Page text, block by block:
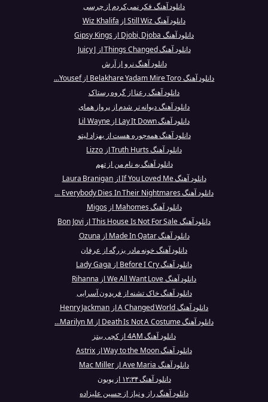
دانلود آهنگ فکر نمی‌کردم از چرسی
دانلود آهنگ Still Wiz از Wiz Khalifa
دانلود آهنگ Djobi, Djoba از Gipsy Kings
دانلود آهنگ Things Changed از Juicy J
دانلود آهنگ نرو از آرش
دانلود آهنگ Belakhare Yadam Mire Toro از Yousef...
دانلود آهنگ رعنا از گروه رستاک
دانلود آهنگ دیوانه تر شدم از پرواز همای
دانلود آهنگ Lay It Down از Lil Wayne
دانلود آهنگ همه‌جوره هست از بهزاد لیتو
دانلود آهنگ Truth Hurts از Lizzo
دانلود آهنگ به نام من از تهم
دانلود آهنگ If You Loved Me از Laura Branigan
دانلود آهنگ Everybody Dies In Their Nightmares ...
دانلود آهنگ Mahomes از Migos
دانلود آهنگ This House Is Not For Sale از Bon Jovi
دانلود آهنگ Made In Qatar از Ozuna
دانلود آهنگ خونه مادر بزرگه از عرفان
دانلود آهنگ Before I Cry از Lady Gaga
دانلود آهنگ We All Want Love از Rihanna
دانلود آهنگ خاک تشنه از فریدون آسرایی
دانلود آهنگ A Changed World از Henry Jackman
دانلود آهنگ Death Is Not A Costume از Marilyn M...
دانلود آهنگ 4AM از کچی بیتز
دانلود آهنگ Way to the Moon از Astrix
دانلود آهنگ Ave Maria از Mac Miller
دانلود آهنگ ۱۲:۳۴ از پوبون
دانلود آهنگ راز و نیاز از حسین علیزاده